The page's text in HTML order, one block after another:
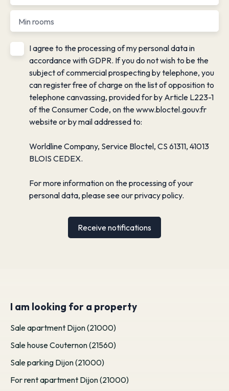
Min rooms
I agree to the processing of my personal data in
accordance with GDPR. If you do not wish to be the
subject of commercial prospecting by telephone, you
can register free of charge on the list of opposition to
telephone canvassing, provided for by Article L223-1
of the Consumer Code, on the www.bloctel.gouv.fr
website or by mail addressed to:
Worldline Company, Service Bloctel, CS 61311, 41013
BLOIS CEDEX.
For more information on the processing of your
personal data, please see ourprivacy policy.
Receive notifications
I am looking for a property
Sale apartment Dijon (21000)
Sale house Couternon (21560)
Sale parking Dijon (21000)
For rent apartment Dijon (21000)